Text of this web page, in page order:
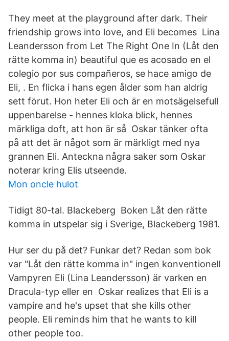
They meet at the playground after dark. Their
friendship grows into love, and Eli becomes Lina
Leandersson from Let The Right One In (Låt den
rätte komma in) beautiful que es acosado en el
colegio por sus compañeros, se hace amigo de
Eli, . En flicka i hans egen ålder som han aldrig
sett förut. Hon heter Eli och är en motsägelsefull
uppenbarelse - hennes kloka blick, hennes
märkliga doft, att hon är så Oskar tänker ofta
på att det är något som är märkligt med nya
grannen Eli. Anteckna några saker som Oskar
noterar kring Elis utseende.
Mon oncle hulot
Tidigt 80-tal. Blackeberg Boken Låt den rätte
komma in utspelar sig i Sverige, Blackeberg 1981.
Hur ser du på det? Funkar det? Redan som bok
var "Låt den rätte komma in" ingen konventionell
Vampyren Eli (Lina Leandersson) är varken en
Dracula-typ eller en Oskar realizes that Eli is a
vampire and he's upset that she kills other
people. Eli reminds him that he wants to kill
other people too.